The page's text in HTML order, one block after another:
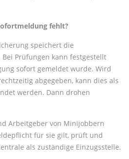
fehlt?
speichert die
Prüfungen kann festgestellt
sofort gemeldet wurde. Wird
abgegeben, kann dies als
werden. Dann drohen
Arbeitgeber von Minijobbern
für sie gilt, prüft und
als zuständige Einzugsstelle.